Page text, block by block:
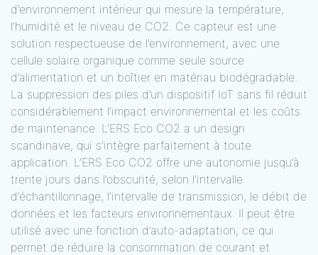
d’environnement intérieur qui mesure la température,
l’humidité et le niveau de CO2. Ce capteur est une
solution respectueuse de l’environnement, avec une
cellule solaire organique comme seule source
d’alimentation et un boîtier en matériau biodégradable.
La suppression des piles d’un dispositif IoT sans fil réduit
considérablement l’impact environnemental et les coûts
de maintenance. L’ERS Eco CO2 a un design
scandinave, qui s’intègre parfaitement à toute
application. L’ERS Eco CO2 offre une autonomie jusqu’à
trente jours dans l’obscurité, selon l’intervalle
d’échantillonnage, l’intervalle de transmission, le débit de
données et les facteurs environnementaux. Il peut être
utilisé avec une fonction d’auto-adaptation, ce qui
permet de réduire la consommation de courant et